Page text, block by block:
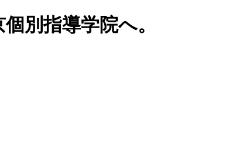
別指導学院へ。